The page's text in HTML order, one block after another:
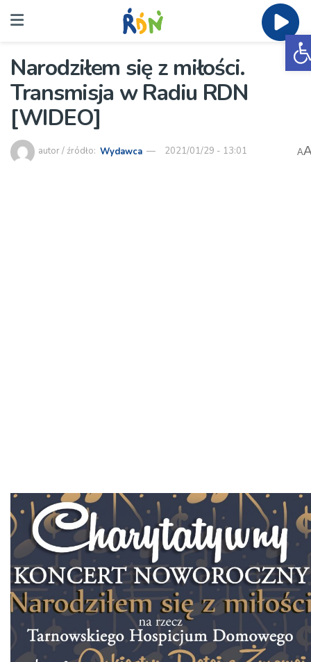
Narodziłem się z miłości.
Transmisja w Radiu RDN
[WIDEO]
autor / źródło: Wydawca 2021/01/29 - 13:01 A